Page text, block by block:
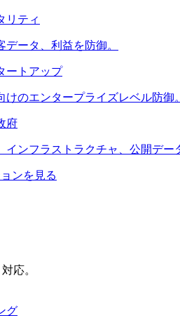
リティ
データ、利益を防御。
ートアップ
けのエンタープライズレベル防御。
府
インフラストラクチャ、公開デー
ンを見る
応。
グ